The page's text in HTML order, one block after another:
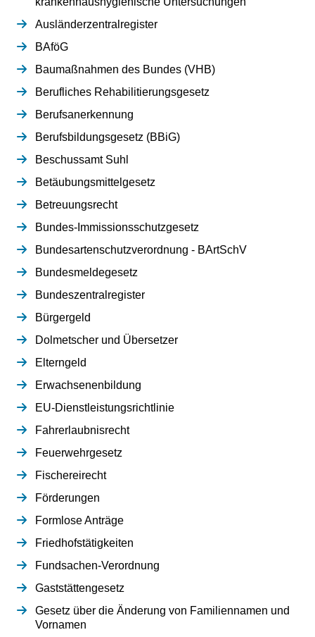
Ausländerzentralregister
BAföG
Baumaßnahmen des Bundes (VHB)
Berufliches Rehabilitierungsgesetz
Berufsanerkennung
Berufsbildungsgesetz (BBiG)
Beschussamt Suhl
Betäubungsmittelgesetz
Betreuungsrecht
Bundes-Immissionsschutzgesetz
Bundesartenschutzverordnung - BArtSchV
Bundesmeldegesetz
Bundeszentralregister
Bürgergeld
Dolmetscher und Übersetzer
Elterngeld
Erwachsenenbildung
EU-Dienstleistungsrichtlinie
Fahrerlaubnisrecht
Feuerwehrgesetz
Fischereirecht
Förderungen
Formlose Anträge
Friedhofstätigkeiten
Fundsachen-Verordnung
Gaststättengesetz
Gesetz über die Änderung von Familiennamen und
Vornamen